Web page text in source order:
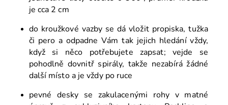
je cca 2 cm
do kroužkové vazby se dá vložit propiska, tužka
či pero a odpadne Vám tak jejich hledání vždy,
když si něco potřebujete zapsat; vejde se
pohodlně dovnitř spirály, takže nezabírá žádné
další místo a je vždy po ruce
pevné desky se zakulacenými rohy v matné